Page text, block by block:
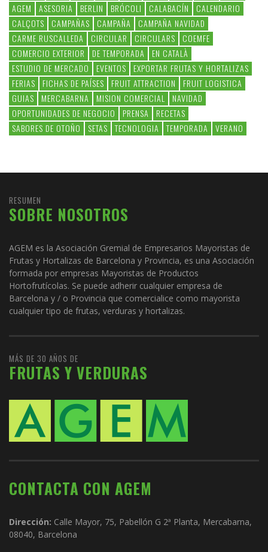
AGEM
ASESORIA BERLIN BRÓCOLI CALABACÍN
CALENDARIO
CALÇOTS
CAMPAÑAS CAMPAÑA
CAMPAÑA NAVIDAD
CARME RUSCALLEDA
CIRCULAR CIRCULARS
COEMFE
COMERCIO EXTERIOR
DE TEMPORADA
EN CATALÀ
ESTUDIO DE MERCADO
EVENTOS
EXPORTAR FRUTAS Y HORTALIZAS
FERIAS
FICHAS DE PAÍSES FRUIT ATTRACTION
FRUIT LOGISTICA
GUIAS
MERCABARNA MISION COMERCIAL
NAVIDAD
OPORTUNIDADES DE NEGOCIO
PRENSA
RECETAS
SABORES DE OTOÑO
SETAS TECNOLOGIA TEMPORADA VERANO
RESUMEN
SOBRE NOSOTROS
AGEM es la Asociación Gremial de Empresarios Mayoristas de
Frutas y Hortalizas de Barcelona y Provincia, es una Asociación
formada por empresas Mayoristas de Productos
Hortofrutícolas. Se puede adherir cualquier empresa de
Barcelona y / o Provincia que comercialice como mayorista
cualquier tipo de frutas, verduras y hortalizas.
MÁS DE 30 AÑOS DE
FRUTAS Y VERDURAS
CONTACTA CON AGEM
Dirección: Calle Mayor, 75, Pabellón G 2ª Planta, Mercabarna,
08040, Barcelona